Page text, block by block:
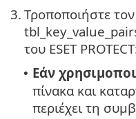
3. Τροποποιήστε
του ESET
• Εάν
πίνακα και
περιέχει τη